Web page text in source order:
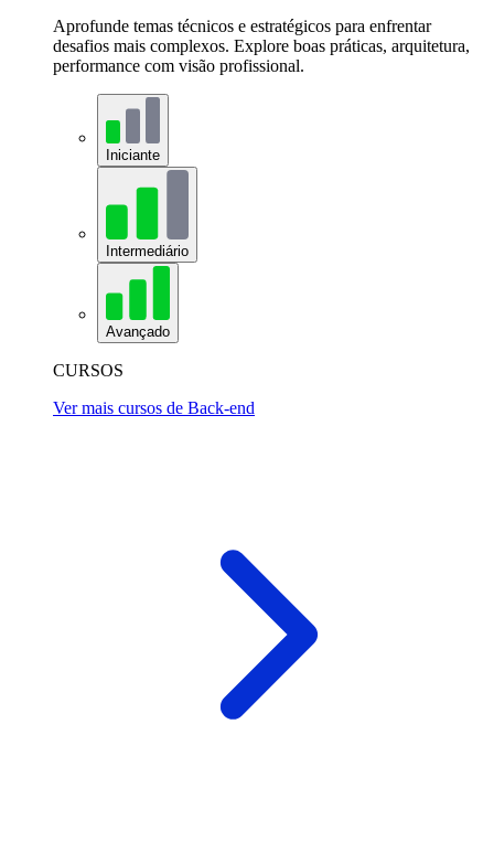
Aprofunde temas técnicos e estratégicos para enfrentar
desafios mais complexos. Explore boas práticas, arquitetura,
performance com visão profissional.
Iniciante
Intermediário
Avançado
CURSOS
Ver mais cursos de Back-end